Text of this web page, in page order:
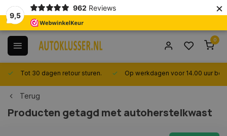
9,5
962 Reviews ×
0
Tot 30 dagen retour sturen. Op werkdagen voor 14.00 uur
Terug
Producten getagd met autoherstelkwast